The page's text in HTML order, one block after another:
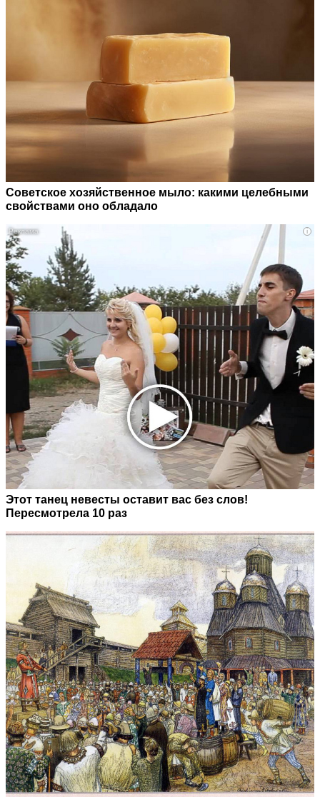
Советское хозяйственное мыло: какими целебными
свойствами оно обладало
i
Этот танец невесты оставит вас без слов!
Пересмотрела 10 раз